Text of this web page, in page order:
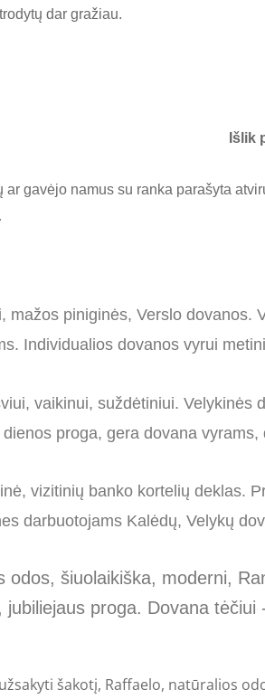
dar gražiau.
Išlik
gavėjo namus su ranka parašyta
mažos piniginės, Verslo
Individualios dovanos vyrui
vaikinui, suždėtiniui.
proga, gera dovana
vizitinių banko kortelių deklas.
darbuotojams Kalėdų, Velykų
odos, šiuolaikiška, moderni,
proga. Dovana
šakotį, Raffaelo, natūralios